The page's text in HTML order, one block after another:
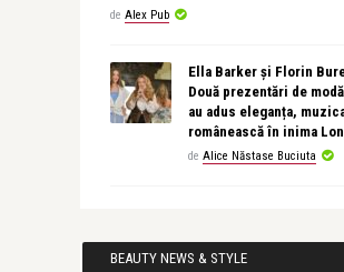
de Alex Pub
Ella Barker și Florin
Două prezentări de
au adus eleganța,
românească în inima
de Alice Năstase Buciuta
BEAUTY NEWS & STYLE